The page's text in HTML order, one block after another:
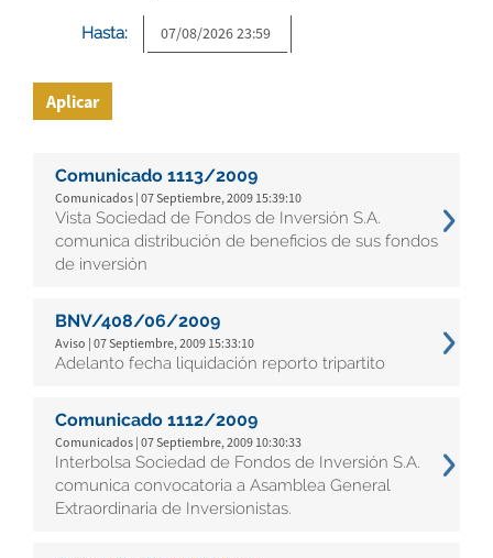
Hasta:
Aplicar
Comunicado 1113/2009
Comunicados | 07 Septiembre, 2009 15:39:10
Vista Sociedad de Fondos de Inversión S.A.
comunica distribución de beneficios de sus fondos
de inversión
BNV/408/06/2009
Aviso | 07 Septiembre, 2009 15:33:10
Adelanto fecha liquidación reporto tripartito
Comunicado 1112/2009
Comunicados | 07 Septiembre, 2009 10:30:33
Interbolsa Sociedad de Fondos de Inversión S.A.
comunica convocatoria a Asamblea General
Extraordinaria de Inversionistas.